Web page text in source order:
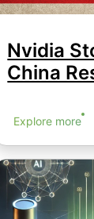
Nvidia
China
Explore more